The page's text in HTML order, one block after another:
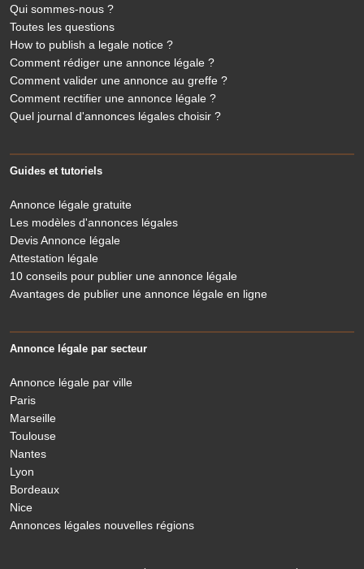
Qui sommes-nous ?
Toutes les questions
How to publish a legale notice ?
Comment rédiger une annonce légale ?
Comment valider une annonce au greffe ?
Comment rectifier une annonce légale ?
Quel journal d'annonces légales choisir ?
Guides et tutoriels
Annonce légale gratuite
Les modèles d'annonces légales
Devis Annonce légale
Attestation légale
10 conseils pour publier une annonce légale
Avantages de publier une annonce légale en ligne
Annonce légale par secteur
Annonce légale par ville
Paris
Marseille
Toulouse
Nantes
Lyon
Bordeaux
Nice
Annonces légales nouvelles régions